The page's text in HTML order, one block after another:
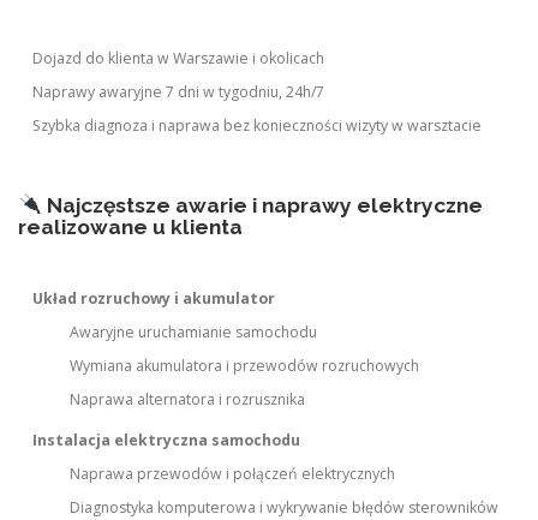
Dojazd do klienta w Warszawie i okolicach
Naprawy awaryjne 7 dni w tygodniu, 24h/7
Szybka diagnoza i naprawa bez konieczności wizyty w warsztacie
Najczęstsze awarie i naprawy elektryczne
realizowane u klienta
Układ rozruchowy i akumulator
Awaryjne uruchamianie samochodu
Wymiana akumulatora i przewodów rozruchowych
Naprawa alternatora i rozrusznika
Instalacja elektryczna samochodu
Naprawa przewodów i połączeń elektrycznych
Diagnostyka komputerowa i wykrywanie błędów sterowników